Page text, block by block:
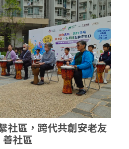
社區，跨代共創安老友
善社區